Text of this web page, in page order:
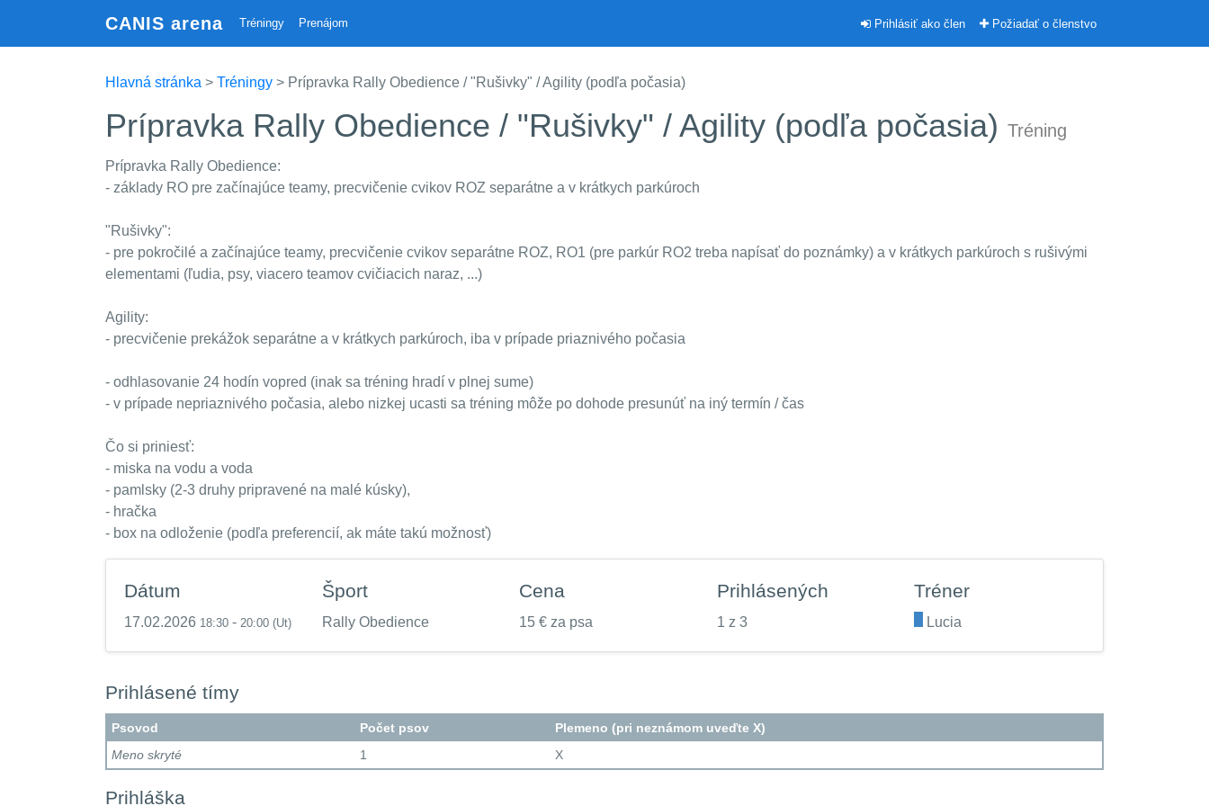
CANIS arena Tréningy Prenájom Prihlásiť ako člen Požiadať o členstvo
Hlavná stránka > Tréningy > Prípravka Rally Obedience / "Rušivky" / Agility (podľa počasia)
Prípravka Rally Obedience / "Rušivky" / Agility (podľa počasia) Tréning
Prípravka Rally Obedience:
- základy RO pre začínajúce teamy, precvičenie cvikov ROZ separátne a v krátkych parkúroch
"Rušivky":
- pre pokročilé a začínajúce teamy, precvičenie cvikov separátne ROZ, RO1 (pre parkúr RO2 treba napísať do poznámky) a v krátkych parkúroch s rušivými
elementami (ľudia, psy, viacero teamov cvičiacich naraz, ...)
Agility:
- precvičenie prekážok separátne a v krátkych parkúroch, iba v prípade priaznivého počasia
- odhlasovanie 24 hodín vopred (inak sa tréning hradí v plnej sume)
- v prípade nepriaznivého počasia, alebo nizkej ucasti sa tréning môže po dohode presunúť na iný termín / čas
Čo si priniesť:
- miska na vodu a voda
- pamlsky (2-3 druhy pripravené na malé kúsky),
- hračka
- box na odloženie (podľa preferencií, ak máte takú možnosť)
Dátum
17.02.2026 18:30 - 20:00 (Ut)
Šport
Rally Obedience
Cena
15 € za psa
Prihlásených
1 z 3
Tréner
Lucia
Prihlásené tímy
Psovod Počet psov
Plemeno (pri neznámom uveďte X)
Meno skryté
1 X
Prihláška